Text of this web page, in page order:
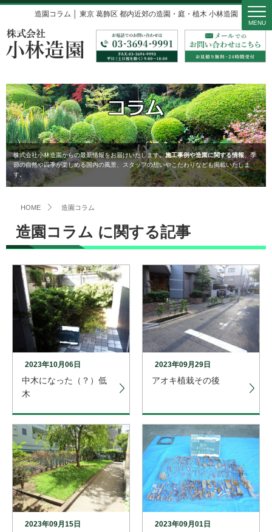
造園コラム │ 東京 葛飾区 都内近郊の造園・庭・植木 小林造園
MENU
株式会社小林造園からの最新情報をお届けいたします。施工事例や造園に関する情報、季
節の自然や四季が楽しめる国内の風景、スタッフの想いやこだわりなども掲載いたしま
す。
HOME 造園コラム
造園コラム に関する記事
2023年10月06日
中木になった（？）低
木
2023年09月29日
アオキ植栽その後
2023年09月15日 2023年09月01日